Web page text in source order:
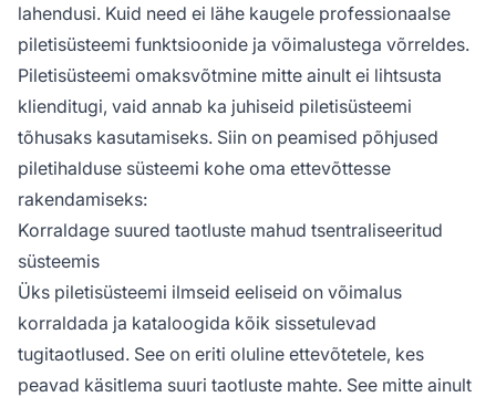
lahendusi. Kuid need ei lähe kaugele professionaalse
piletisüsteemi funktsioonide ja võimalustega võrreldes.
Piletisüsteemi omaksvõtmine mitte ainult ei lihtsusta
klienditugi, vaid annab ka juhiseid piletisüsteemi
tõhusaks kasutamiseks. Siin on peamised põhjused
piletihalduse süsteemi kohe oma ettevõttesse
rakendamiseks:
Korraldage suured taotluste mahud tsentraliseeritud
süsteemis
Üks piletisüsteemi ilmseid eeliseid on võimalus
korraldada ja kataloogida kõik sissetulevad
tugitaotlused. See on eriti oluline ettevõtetele, kes
peavad käsitlema suuri taotluste mahte. See mitte ainult